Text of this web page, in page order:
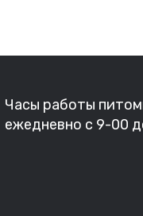
Часы работы
ежедневно с 9-00